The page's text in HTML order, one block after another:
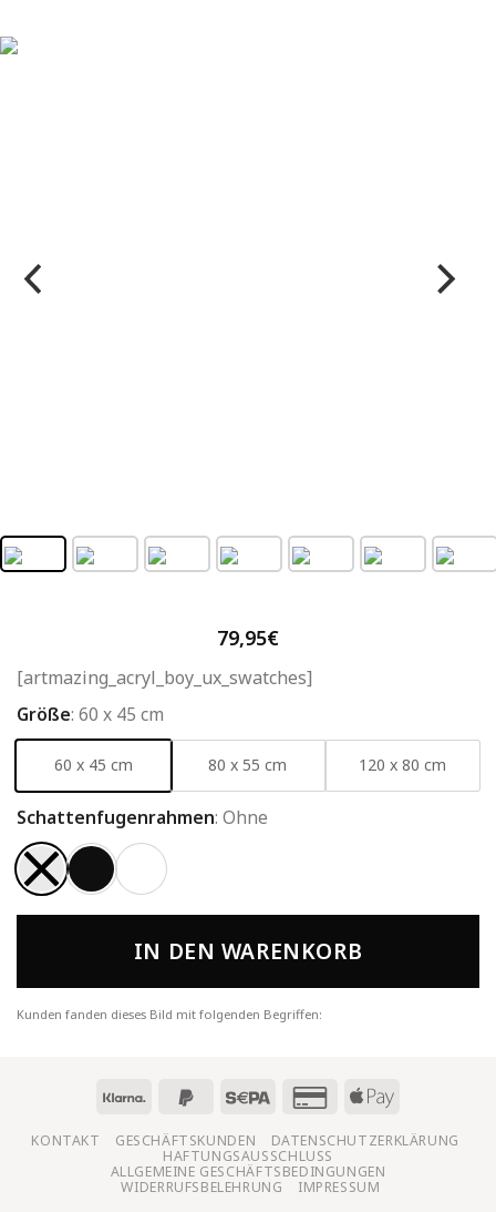
79,95€
[artmazing_acryl_boy_ux_swatches]
Größe: 60 x 45 cm
60 x 45 cm 80 x 55 cm 120 x 80 cm
Schattenfugenrahmen: Ohne
IN DEN WARENKORB
Kunden fanden dieses Bild mit folgenden Begriffen:
KONTAKT GESCHÄFTSKUNDEN
DATENSCHUTZERKLÄRUNG
HAFTUNGSAUSSCHLUSS
ALLGEMEINE GESCHÄFTSBEDINGUNGEN
WIDERRUFSBELEHRUNG
IMPRESSUM